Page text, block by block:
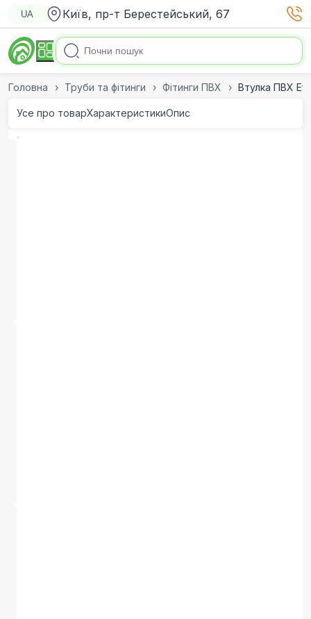
UA Київ, пр-т Берестейський, 67
Головна Труби та фітинги Фітинги ПВХ Втулка ПВХ
Усе про товарХарактеристикиОпис